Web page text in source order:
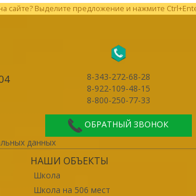
сайте? Выделите предложение и нажмите
8-343-272-68-28
8-922-109-48-15
8-800-250-77-33
ОБРАТНЫЙ ЗВОНОК
данных
НАШИ ОБЪЕКТЫ
Школа
Школа на 506 мест